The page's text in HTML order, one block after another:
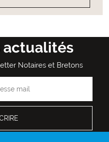
actualités
Notaires et Bretons